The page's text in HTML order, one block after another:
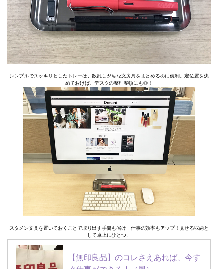
シンプルでスッキリとしたトレーは、散乱しがちな文房具をまとめるのに便利。定位置を決
めておけば、デスクの整理整頓にも◎！
スタメン文具を置いておくことで取り出す手間も省け、仕事の効率もアップ！見せる収納と
して卓上にひとつ。
【無印良品】のコレさえあれば、今す